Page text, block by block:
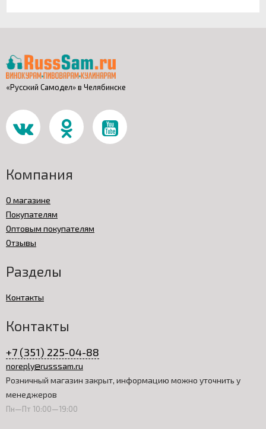
«Русский Самодел» в Челябинске
Компания
О магазине
Покупателям
Оптовым покупателям
Отзывы
Разделы
Контакты
Контакты
+7 (351) 225-04-88
noreply@russsam.ru
Розничный магазин закрыт, информацию можно уточнить у
менеджеров
Пн—Пт 10:00—19:00